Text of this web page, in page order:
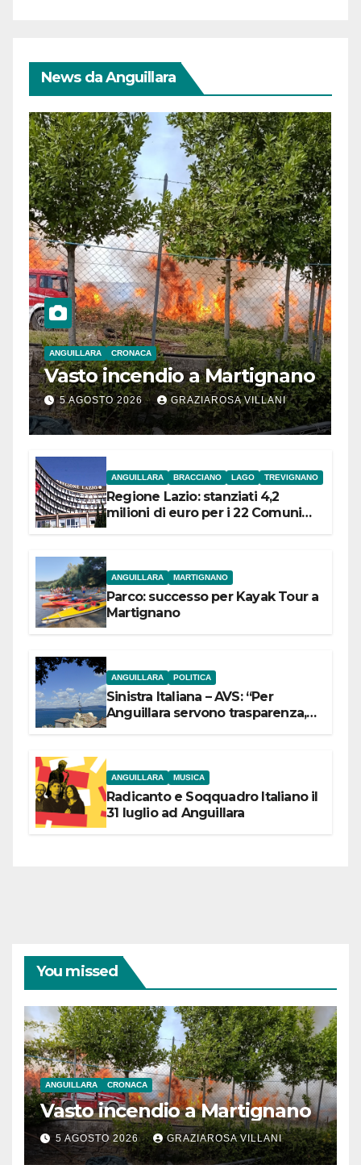
News da Anguillara
ANGUILLARA CRONACA
Vasto incendio a Martignano
5 AGOSTO 2026 GRAZIAROSA VILLANI
ANGUILLARA BRACCIANO LAGO TREVIGNANO
Regione Lazio: stanziati 4,2
milioni di euro per i 22 Comuni
ANGUILLARA MARTIGNANO
Parco: successo per Kayak Tour a
Martignano
ANGUILLARA POLITICA
Sinistra Italiana – AVS: “Per
Anguillara servono trasparenza,
ANGUILLARA MUSICA
Radicanto e Soqquadro Italiano il
31 luglio ad Anguillara
You missed
ANGUILLARA CRONACA
Vasto incendio a Martignano
5 AGOSTO 2026 GRAZIAROSA VILLANI